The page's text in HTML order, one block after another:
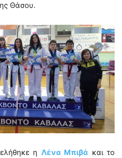
Θάσου.
η Λένα Μπιβά και το